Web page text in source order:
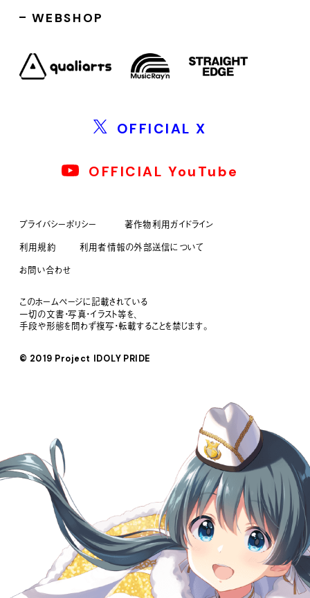
WEBSHOP
OFFICIAL X
OFFICIAL YouTube
プライバシーポリシー
著作物利用ガイドライン
利用規約
利用者情報の外部送信について
お問い合わせ
このホームページに記載されている
一切の文書・写真・イラスト等を、
手段や形態を問わず複写・転載することを禁じます。
© 2019 Project IDOLY PRIDE